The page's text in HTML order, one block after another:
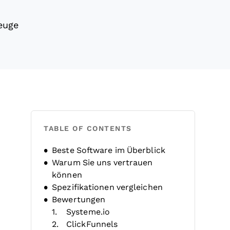
TABLE OF CONTENTS
Beste Software im Überblick
Warum Sie uns vertrauen
können
Spezifikationen vergleichen
Bewertungen
Systeme.io
ClickFunnels